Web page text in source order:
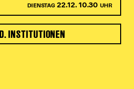
DIENSTAG 22.12. 10.30 UHR
INSTITUTIONEN